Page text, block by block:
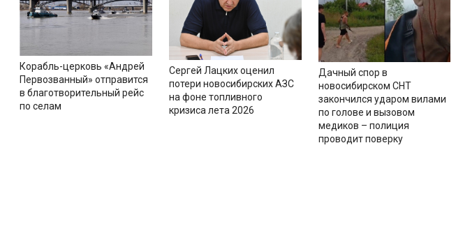
Корабль-церковь «Андрей
Первозванный» отправится
в благотворительный рейс
по селам
Сергей Лацких оценил
потери новосибирских АЗС
на фоне топливного
кризиса лета 2026
Дачный спор в
новосибирском СНТ
закончился ударом вилами
по голове и вызовом
медиков – полиция
проводит поверку